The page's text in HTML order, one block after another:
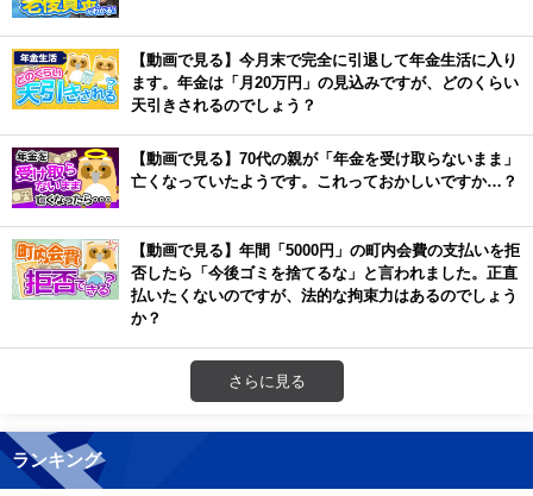
【動画で見る】今月末で完全に引退して年金生活に入り
ます。年金は「月20万円」の見込みですが、どのくらい
天引きされるのでしょう？
【動画で見る】70代の親が「年金を受け取らないまま」
亡くなっていたようです。これっておかしいですか…？
【動画で見る】年間「5000円」の町内会費の支払いを拒
否したら「今後ゴミを捨てるな」と言われました。正直
払いたくないのですが、法的な拘束力はあるのでしょう
か？
さらに見る
ランキング